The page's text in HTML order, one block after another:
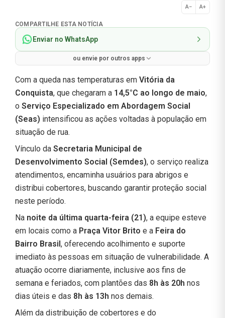
A− A+
Normal
COMPARTILHE ESTA NOTÍCIA
Enviar no WhatsApp
ou envie por outros apps
Com a queda nas temperaturas em Vitória da
Conquista, que chegaram a 14,5°C ao longo de maio,
o Serviço Especializado em Abordagem Social
(Seas) intensificou as ações voltadas à população em
situação de rua.
Vínculo da Secretaria Municipal de
Desenvolvimento Social (Semdes), o serviço realiza
atendimentos, encaminha usuários para abrigos e
distribui cobertores, buscando garantir proteção social
neste período.
Na noite da última quarta-feira (21), a equipe esteve
em locais como a Praça Vitor Brito e a Feira do
Bairro Brasil, oferecendo acolhimento e suporte
imediato às pessoas em situação de vulnerabilidade. A
atuação ocorre diariamente, inclusive aos fins de
semana e feriados, com plantões das 8h às 20h nos
dias úteis e das 8h às 13h nos demais.
Além da distribuição de cobertores e do